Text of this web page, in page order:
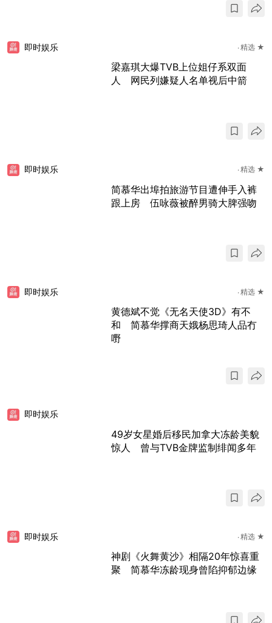
即时娱乐 精选 ★
梁嘉琪大爆TVB上位姐仔系双面
人 网民列嫌疑人名单视后中箭
即时娱乐 精选 ★
简慕华出埠拍旅游节目遭伸手入裤
跟上房 伍咏薇被醉男骑大脾强吻
即时娱乐 精选 ★
黄德斌不觉《无名天使3D》有不
和 简慕华撑商天娥杨思琦人品冇
嘢
即时娱乐
49岁女星婚后移民加拿大冻龄美貌
惊人 曾与TVB金牌监制绯闻多年
即时娱乐 精选 ★
神剧《火舞黄沙》相隔20年惊喜重
聚 简慕华冻龄现身曾陷抑郁边缘